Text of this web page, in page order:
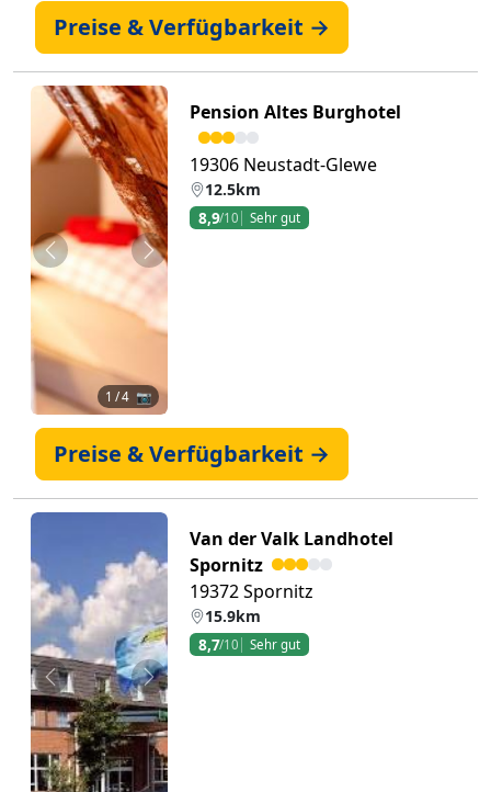
Preise & Verfügbarkeit →
Zurück Weiter
1 / 4 📷
Pension Altes Burghotel
19306 Neustadt-Glewe
12.5km
8,9/10 Sehr gut
Preise & Verfügbarkeit →
Zurück Weiter
Van der Valk Landhotel
Spornitz
19372 Spornitz
15.9km
8,7/10 Sehr gut